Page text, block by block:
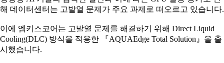
해 데이터센터는 고발열 문제가 주요 과제로 떠오르고 있습니다.
이에 엠키스코어는 고발열 문제를 해결하기 위해 Direct Liquid
Cooling(DLC) 방식을 적용한 『AQUAEdge Total Solution』을 출
시했습니다.